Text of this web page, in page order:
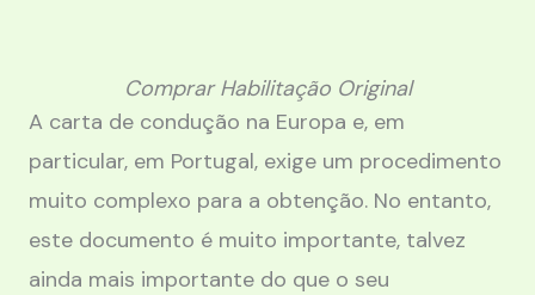
Comprar Habilitação Original
A carta de condução na Europa e, em
particular, em Portugal, exige um procedimento
muito complexo para a obtenção. No entanto,
este documento é muito importante, talvez
ainda mais importante do que o seu